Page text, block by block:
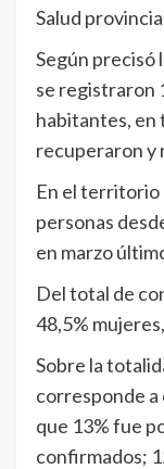
Salud
Según precisó
se registraron
habitantes, en
recuperaron y
En el
personas
en marzo
Del total de
48,5%
Sobre la
corresponde
que 13% fue
confirmados;